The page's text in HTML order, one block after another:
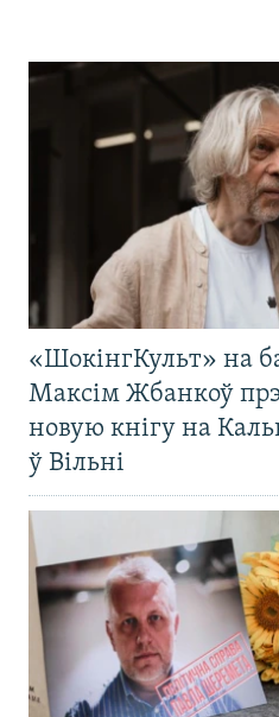
«ШокінгКульт» на
Максім Жбанкоў
новую кнігу на
ў Вільні